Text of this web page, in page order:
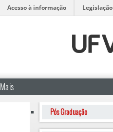
Acesso à informação Legislação
Mais
Pós Graduação